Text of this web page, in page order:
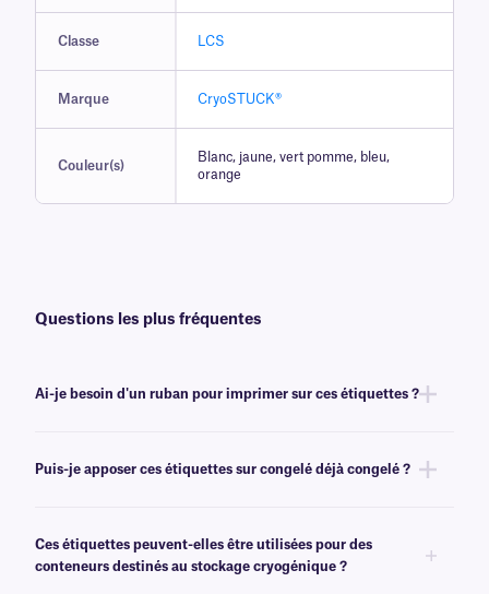
Classe LCS
Marque CryoSTUCK®
Couleur(s)
Blanc, jaune, vert pomme, bleu,
orange
Questions les plus fréquentes
Ai-je besoin d'un ruban pour imprimer sur ces étiquettes ?
nos options CryoSTUCK thermiques, qui nécessitent un ruban, cliquez
Puis-je apposer ces étiquettes sur congelé déjà congelé ?
cryogéniquespeuvent être apposées à -80 °C/-112 °F, ce qui évite
d'avoir à décongeler des échantillons précieux.
Ces étiquettes peuvent-elles être utilisées pour des
conteneurs destinés au stockage cryogénique ?